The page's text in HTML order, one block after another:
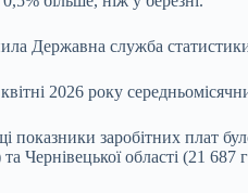
Державна служба
2026 року
заробітних плат
Чернівецької області (21 687